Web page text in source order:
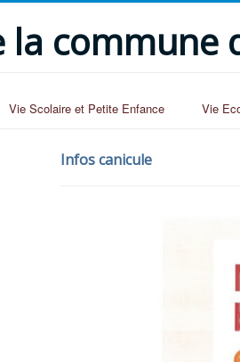
la commune
Vie Scolaire et Petite Enfance Vie
Infos canicule